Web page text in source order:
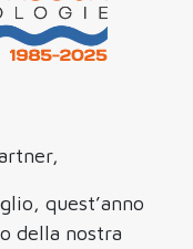
quest’anno
della nostra